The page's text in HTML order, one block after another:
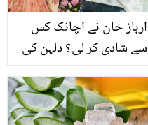
ارباز خان نے اچانک کس
سے شادی کر لی؟ دلہن کی
سوشل میڈیا پر چرچے!
دیکھیں ویڈیو